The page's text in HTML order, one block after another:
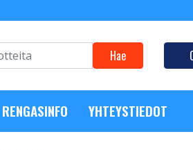
Hae
RENGASINFO YHTEYSTIEDOT